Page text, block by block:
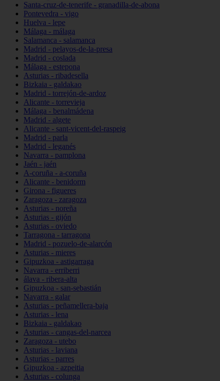
Santa-cruz-de-tenerife - granadilla-de-abona
Pontevedra - vigo
Huelva - lepe
Málaga - málaga
Salamanca - salamanca
Madrid - pelayos-de-la-presa
Madrid - coslada
Málaga - estepona
Asturias - ribadesella
Bizkaia - galdakao
Madrid - torrejón-de-ardoz
Alicante - torrevieja
Málaga - benalmádena
Madrid - algete
Alicante - sant-vicent-del-raspeig
Madrid - parla
Madrid - leganés
Navarra - pamplona
Jaén - jaén
A-coruña - a-coruña
Alicante - benidorm
Girona - figueres
Zaragoza - zaragoza
Asturias - noreña
Asturias - gijón
Asturias - oviedo
Tarragona - tarragona
Madrid - pozuelo-de-alarcón
Asturias - mieres
Gipuzkoa - astigarraga
Navarra - erriberri
álava - ribera-alta
Gipuzkoa - san-sebastián
Navarra - galar
Asturias - peñamellera-baja
Asturias - lena
Bizkaia - galdakao
Asturias - cangas-del-narcea
Zaragoza - utebo
Asturias - laviana
Asturias - parres
Gipuzkoa - azpeitia
Asturias - colunga